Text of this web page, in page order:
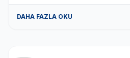
DAHA FAZLA OKU